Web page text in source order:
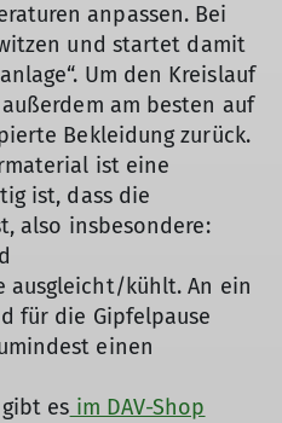
anpassen. Bei
und startet damit
Um den Kreislauf
am besten auf
Bekleidung zurück.
ist eine
ist, dass die
also insbesondere:
ausgleicht/kühlt. An ein
für die Gipfelpause
einen
es im DAV-Shop